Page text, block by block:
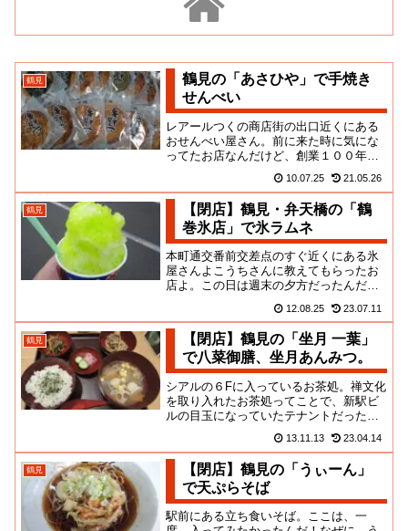
鶴見
鶴見の「あさひや」で手焼き
せんべい
レアールつくの商店街の出口近くにある
おせんべい屋さん。前に来た時に気にな
ってたお店なんだけど、創業１００年以
奥に昔風のせんべいケースも列...
10.07.25 21.05.26
鶴見
【閉店】鶴見・弁天橋の「鶴
巻氷店」で氷ラムネ
本町通交番前交差点のすぐ近くにある氷
屋さんよこうちさんに教えてもらったお
店よ。この日は週末の夕方だったんだけ
るには絶好の環境よ！ここは氷...
12.08.25 23.07.11
鶴見
【閉店】鶴見の「坐月 一葉」
で八菜御膳、坐月あんみつ。
シアルの６Fに入っているお茶処。禅文化
を取り入れたお茶処ってことで、新駅ビ
ルの目玉になっていたテナントだったよ
では鶴見らしいお店ってこと...
13.11.13 23.04.14
鶴見
【閉店】鶴見の「うぃーん」
で天ぷらそば
駅前にある立ち食いそば。ここは、一